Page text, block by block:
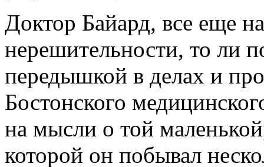
Доктор Байард, все еще
нерешительности, то ли
передышкой в делах и
Бостонского
на мысли о той
которой он побывал